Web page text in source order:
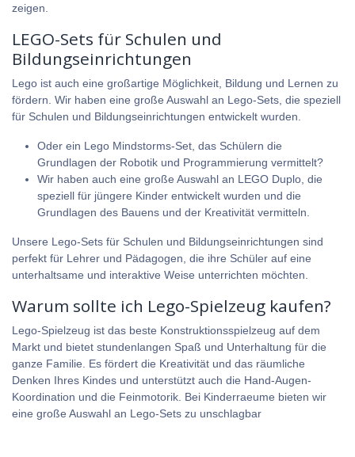
zeigen.
LEGO-Sets für Schulen und
Bildungseinrichtungen
Lego ist auch eine großartige Möglichkeit, Bildung und Lernen zu
fördern. Wir haben eine große Auswahl an Lego-Sets, die speziell
für Schulen und Bildungseinrichtungen entwickelt wurden.
Oder ein Lego Mindstorms-Set, das Schülern die
Grundlagen der Robotik und Programmierung vermittelt?
Wir haben auch eine große Auswahl an LEGO Duplo , die
speziell für jüngere Kinder entwickelt wurden und die
Grundlagen des Bauens und der Kreativität vermitteln.
Unsere Lego-Sets für Schulen und Bildungseinrichtungen sind
perfekt für Lehrer und Pädagogen, die ihre Schüler auf eine
unterhaltsame und interaktive Weise unterrichten möchten.
Warum sollte ich Lego-Spielzeug kaufen?
Lego-Spielzeug ist das beste Konstruktionsspielzeug auf dem
Markt und bietet stundenlangen Spaß und Unterhaltung für die
ganze Familie. Es fördert die Kreativität und das räumliche
Denken Ihres Kindes und unterstützt auch die Hand-Augen-
Koordination und die Feinmotorik. Bei Kinderraeume bieten wir
eine große Auswahl an Lego-Sets zu unschlagbar